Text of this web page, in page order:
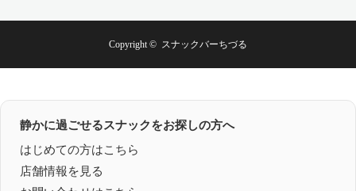
Copyright © スナックバーちづる
静かに過ごせるスナックをお探しの方へ
はじめての方はこちら
店舗情報を見る